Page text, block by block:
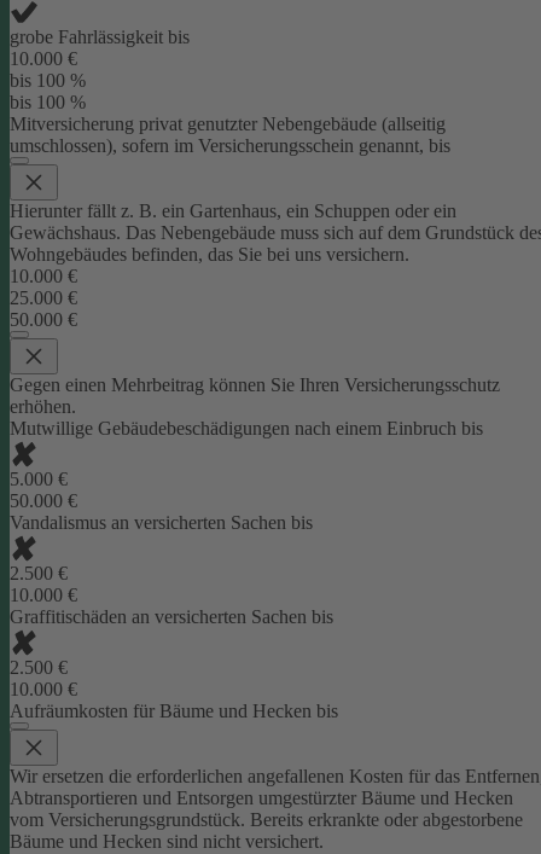
grobe Fahrlässigkeit bis
10.000 €
bis 100 %
bis 100 %
Mitversicherung privat genutzter Nebengebäude (allseitig
umschlossen), sofern im Versicherungsschein genannt, bis
Hierunter fällt z. B. ein Gartenhaus, ein Schuppen oder ein
Gewächshaus. Das Nebengebäude muss sich auf dem Grundstück
Wohngebäudes befinden, das Sie bei uns versichern.
10.000 €
25.000 €
50.000 €
Gegen einen Mehrbeitrag können Sie Ihren Versicherungsschutz
erhöhen.
Mutwillige Gebäudebeschädigungen nach einem Einbruch bis
5.000 €
50.000 €
Vandalismus an versicherten Sachen bis
2.500 €
10.000 €
Graffitischäden an versicherten Sachen bis
2.500 €
10.000 €
Aufräumkosten für Bäume und Hecken bis
Wir ersetzen die erforderlichen angefallenen Kosten für das
Abtransportieren und Entsorgen umgestürzter Bäume und Hecken
vom Versicherungsgrundstück. Bereits erkrankte oder abgestorbene
Bäume und Hecken sind nicht versichert.